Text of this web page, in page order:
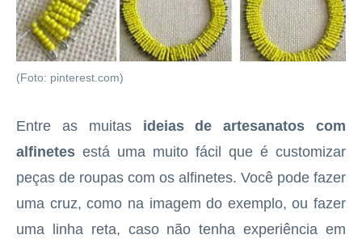
(Foto: pinterest.com)
Entre as muitas ideias de artesanatos com
alfinetes está uma muito fácil que é customizar
peças de roupas com os alfinetes. Você pode fazer
uma cruz, como na imagem do exemplo, ou fazer
uma linha reta, caso não tenha experiência em